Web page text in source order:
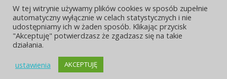
STRONA ARCHIWALNA
KONTAKT I LOKALIZACJA
© 2026 Zespół szkół Ekonomicznych. Bento theme by Satori
W tej witrynie używamy plików cookies w sposób zupełnie
automatyczny wyłącznie w celach statystycznych i nie
udostępniamy ich w żaden sposób. Klikając przycisk
"Akceptuję" potwierdzasz że zgadzasz się na takie
działania.
ustawienia
AKCEPTUJĘ